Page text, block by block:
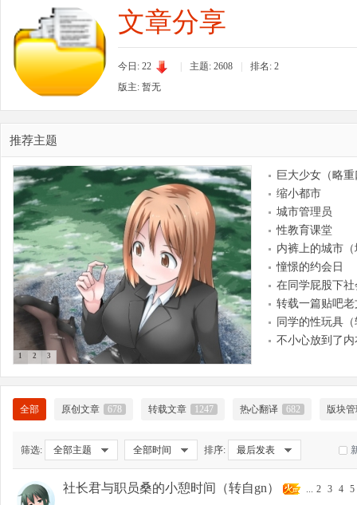
» ›
文章分享
今日: 22 主题: 2608 排名: 2
版主: 暂无
推荐主题
1 2 3
巨大少女（略
缩小都市
城市管理员
性教育课堂
内裤上的城市
憧憬的约会日
在同学屁股下
转载一篇贴吧老
同学的性玩具
不小心放到了
全部 原创文章 678 转载文章 1247 热心翻译 682 版块
筛选: 全部主题 全部时间 排序: 最后发表
社长君与职员桑的小憩时间（转自gn） ... 2 3 4 5